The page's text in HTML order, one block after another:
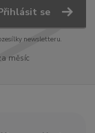
se
newsletteru.
měsíc